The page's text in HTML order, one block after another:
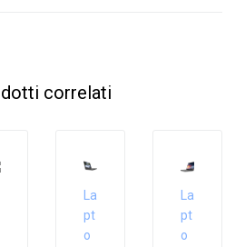
correlati
La
pt
o
La
pt
o